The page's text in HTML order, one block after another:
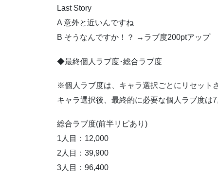
Last Story
A 意外と近いんですね
B そうなんですか！？ →ラブ度200ptアップ
◆最終個人ラブ度･総合ラブ度
※個人ラブ度は、キャラ選択ごとにリセット
キャラ選択後、最終的に必要な個人ラブ度は
総合ラブ度(前半リピあり)
1人目：12,000
2人目：39,900
3人目：96,400